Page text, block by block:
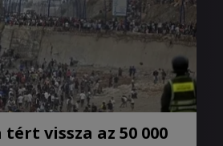
vissza az 50 000